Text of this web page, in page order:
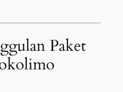
Paket